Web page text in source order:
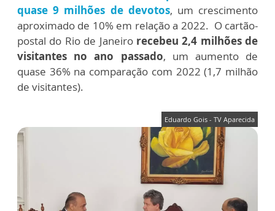
quase 9 milhões de devotos, um crescimento
aproximado de 10% em relação a 2022. O cartão-
postal do Rio de Janeiro recebeu 2,4 milhões de
visitantes no ano passado, um aumento de
quase 36% na comparação com 2022 (1,7 milhão
de visitantes).
Eduardo Gois - TV Aparecida